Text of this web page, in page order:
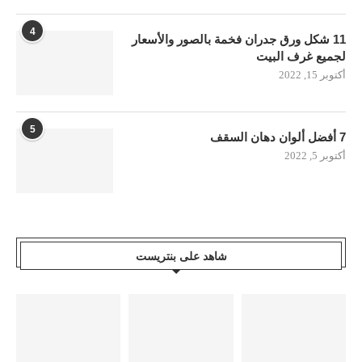
4
11 شكل ورق جدران فخمة بالصور والأسعار
لجميع غرف البيت
أكتوبر 15, 2022
5
7 أفضل ألوان دهان السقف
أكتوبر 5, 2022
شاهد على بنتريست